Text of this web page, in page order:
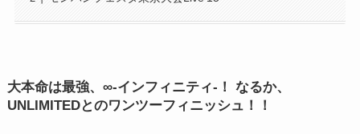
大本命は最強、∞-インフィニティ-！ なるか、
UNLIMITEDとのワンツーフィニッシュ！！